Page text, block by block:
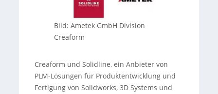
Bild: Ametek GmbH Division
Creaform
Creaform und Solidline, ein Anbieter von
PLM-Lösungen für Produktentwicklung und
Fertigung von Solidworks, 3D Systems und